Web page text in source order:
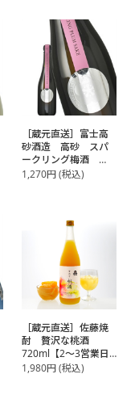
［蔵元直送］富士高
砂酒造 高砂 スパ
ークリング梅酒
375ml【3～4営業日
1,270円(税込)
［蔵元直送］佐藤焼
酎 贅沢な桃酒
720ml【2～3営業日
以内に出荷】
1,980円(税込)